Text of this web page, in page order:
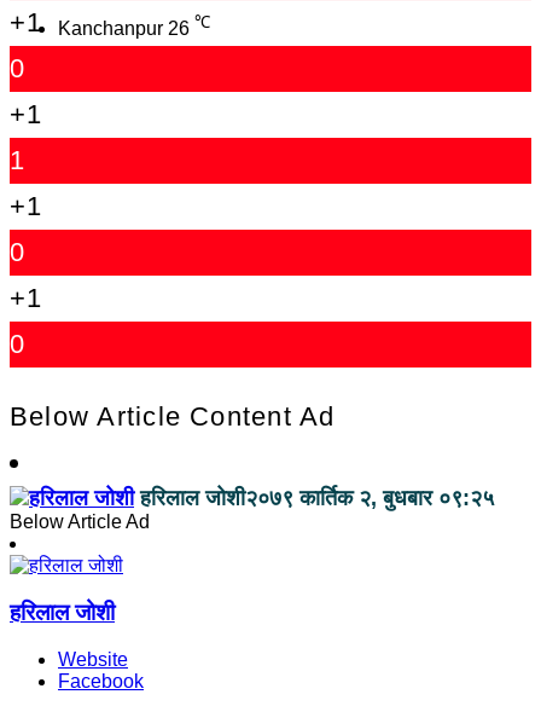
Kanchanpur 26 ℃
+1
0
+1
1
+1
0
+1
0
Below Article Content Ad
हरिलाल जोशी२०७९ कार्तिक २, बुधबार ०९:२५
Below Article Ad
हरिलाल जोशी
Website
Facebook